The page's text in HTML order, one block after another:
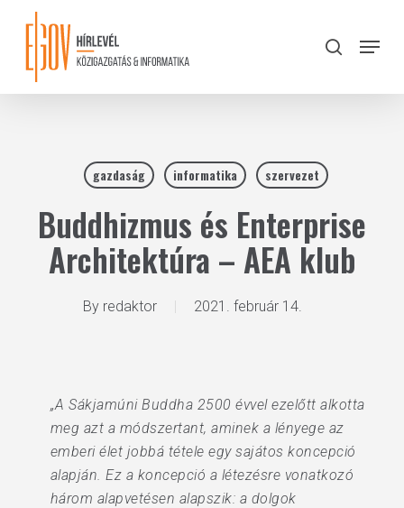
content
search
Menu
gazdaság informatika szervezet
Buddhizmus és Enterprise
Architektúra – AEA klub
By redaktor 2021. február 14.
„A Sákjamúni Buddha 2500 évvel ezelőtt alkotta
meg azt a módszertant, aminek a lényege az
emberi élet jobbá tétele egy sajátos koncepció
alapján. Ez a koncepció a létezésre vonatkozó
három alapvetésen alapszik: a dolgok
Close